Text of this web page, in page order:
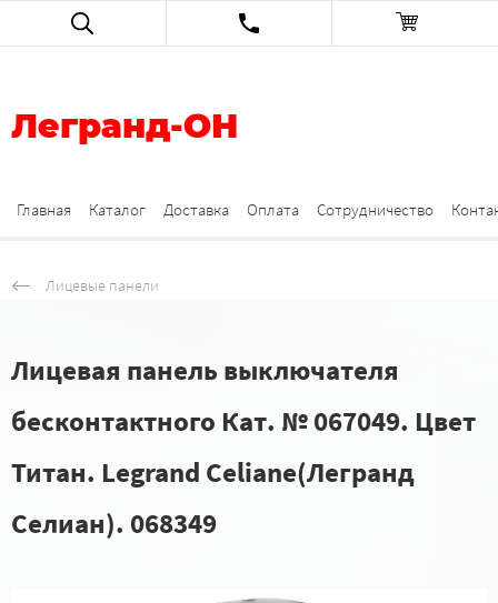
Легранд-ОН
Главная Каталог Доставка Оплата Сотрудничество
Лицевые панели
Лицевая панель выключателя
бесконтактного Кат. № 067049. Цвет
Титан. Legrand Celiane(Легранд
Селиан). 068349